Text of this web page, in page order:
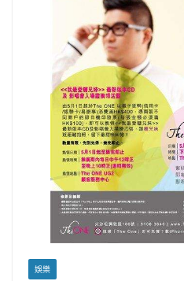
娛樂